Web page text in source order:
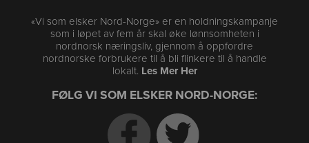
«Vi som elsker Nord-Norge» er en holdningskampanje
som i løpet av fem år skal øke lønnsomheten i
nordnorsk næringsliv, gjennom å oppfordre
nordnorske forbrukere til å bli flinkere til å handle
lokalt. Les Mer Her
FØLG VI SOM ELSKER NORD-NORGE: